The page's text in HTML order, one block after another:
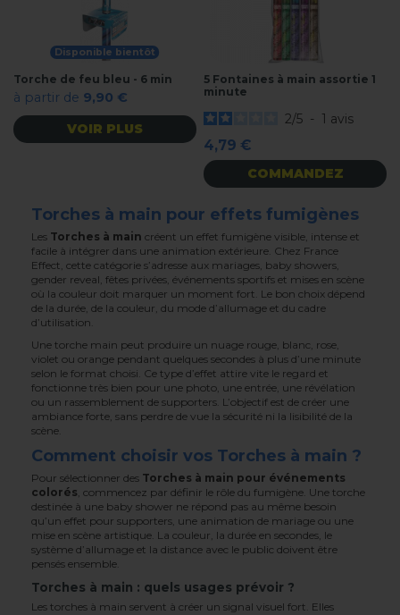
Disponible bientôt
Torche de feu bleu - 6 min
à partir de 9,90 €
VOIR PLUS
5 Fontaines à main assortie 1
minute
2/5 - 1 avis
4,79 €
COMMANDEZ
Torches à main pour effets fumigènes
Les Torches à main créent un effet fumigène visible, intense et
facile à intégrer dans une animation extérieure. Chez France
Effect, cette catégorie s’adresse aux mariages, baby showers,
gender reveal, fêtes privées, événements sportifs et mises en scène
où la couleur doit marquer un moment fort. Le bon choix dépend
de la durée, de la couleur, du mode d’allumage et du cadre
d’utilisation.
Une torche main peut produire un nuage rouge, blanc, rose,
violet ou orange pendant quelques secondes à plus d’une minute
selon le format choisi. Ce type d’effet attire vite le regard et
fonctionne très bien pour une photo, une entrée, une révélation
ou un rassemblement de supporters. L’objectif est de créer une
ambiance forte, sans perdre de vue la sécurité ni la lisibilité de la
scène.
Comment choisir vos Torches à main ?
Pour sélectionner des Torches à main pour événements
colorés, commencez par définir le rôle du fumigène. Une torche
destinée à une baby shower ne répond pas au même besoin
qu’un effet pour supporters, une animation de mariage ou une
mise en scène artistique. La couleur, la durée en secondes, le
système d’allumage et la distance avec le public doivent être
pensés ensemble.
Torches à main : quels usages prévoir ?
Les torches à main servent à créer un signal visuel fort. Elles